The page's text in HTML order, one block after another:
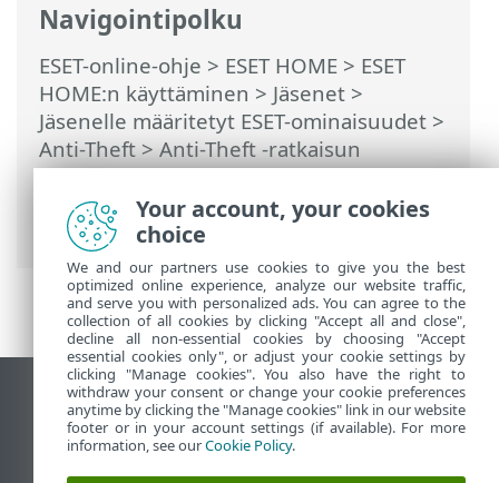
Navigointipolku
ESET-online-ohje > ESET HOME > ESET
HOME:n käyttäminen > Jäsenet >
Jäsenelle määritetyt ESET-ominaisuudet >
Anti-Theft>Anti-Theft ‑ratkaisun
suojaamat laitteet>Optimointi>
Android-käyttäjät > Näytön lukitusta ei
ole turvattu
Näytä tietokonesivusto
End of Life
ESET-tietämyskanta
Your account, your cookies
choice
We and our partners use cookies to give you the best
optimized online experience, analyze our website traffic,
and serve you with personalized ads. You can agree to the
collection of all cookies by clicking "Accept all and close",
decline all non-essential cookies by choosing "Accept
essential cookies only", or adjust your cookie settings by
clicking "Manage cookies". You also have the right to
withdraw your consent or change your cookie preferences
anytime by clicking the "Manage cookies" link in our website
footer or in your account settings (if available). For more
information, see ourCookie Policy.